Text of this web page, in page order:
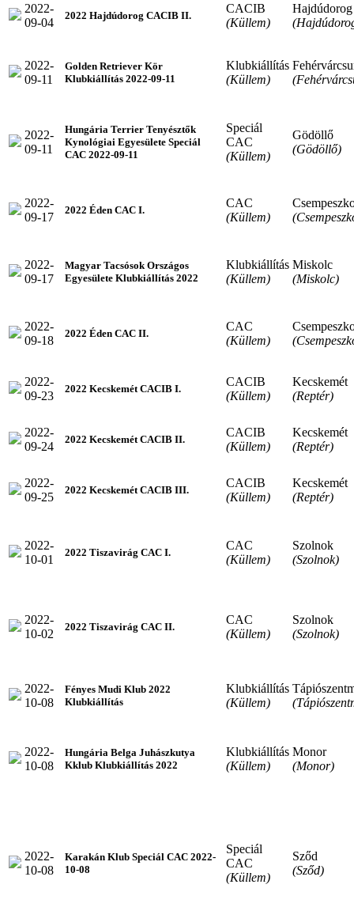
2022-
09-04
2022 Hajdúdorog CACIB II.
CACIB
(Küllem)
Hajdúdorog
2022-
09-11
Golden Retriever Kör
Klubkiállítás 2022-09-11
Klubkiállítás
(Küllem)
2022-
09-11
Hungária Terrier Tenyésztők
Kynológiai Egyesülete Speciál
CAC 2022-09-11
Speciál
CAC
(Küllem)
Gödöllő
(Gödöllő)
2022-
09-17
2022 Éden CAC I.
CAC
(Küllem)
2022-
09-17
Magyar Tacsósok Országos
Egyesülete Klubkiállítás 2022
Klubkiállítás
(Küllem)
Miskolc
(Miskolc)
2022-
09-18
2022 Éden CAC II.
CAC
(Küllem)
2022-
09-23
2022 Kecskemét CACIB I.
CACIB
(Küllem)
Kecskemét
(Reptér)
2022-
09-24
2022 Kecskemét CACIB II.
CACIB
(Küllem)
Kecskemét
(Reptér)
2022-
09-25
2022 Kecskemét CACIB III.
CACIB
(Küllem)
Kecskemét
(Reptér)
2022-
10-01
2022 Tiszavirág CAC I.
CAC
(Küllem)
Szolnok
(Szolnok)
2022-
10-02
2022 Tiszavirág CAC II.
CAC
(Küllem)
Szolnok
(Szolnok)
2022-
10-08
Fényes Mudi Klub 2022
Klubkiállítás
Klubkiállítás
(Küllem)
2022-
10-08
Hungária Belga Juhászkutya
Kklub Klubkiállítás 2022
Klubkiállítás
(Küllem)
Monor
(Monor)
2022-
10-08
Karakán Klub Speciál CAC 2022-
10-08
Speciál
CAC
(Küllem)
Sződ
(Sződ)